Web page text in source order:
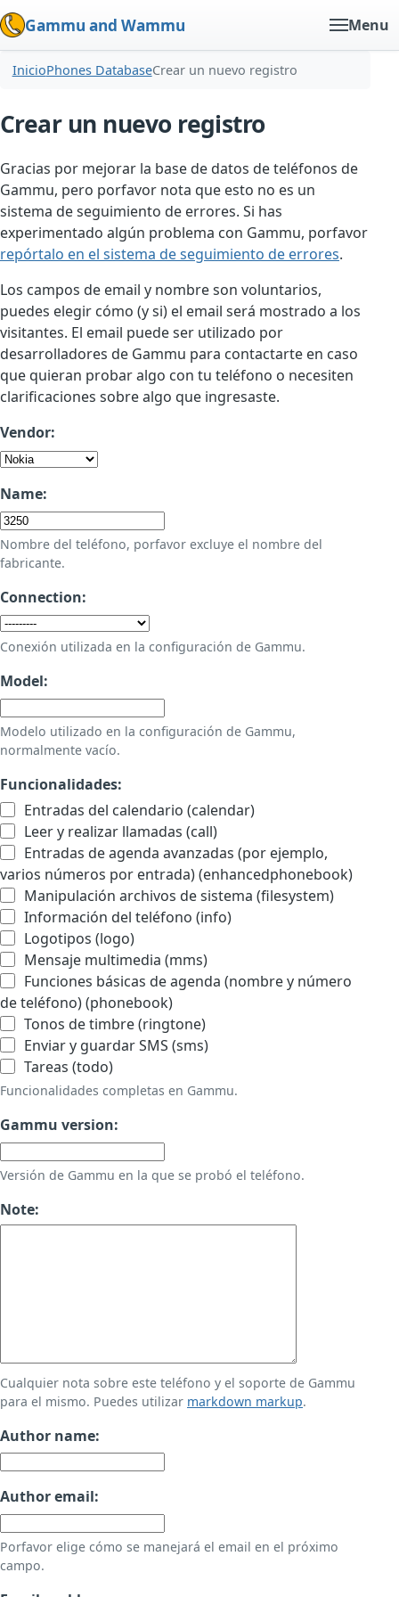
Gammu and Wammu Menu
InicioPhones DatabaseCrear un nuevo registro
Crear un nuevo registro
Gracias por mejorar la base de datos de teléfonos de
Gammu, pero porfavor nota que esto no es un
sistema de seguimiento de errores. Si has
experimentado algún problema con Gammu, porfavor
repórtalo en el sistema de seguimiento de errores.
Los campos de email y nombre son voluntarios,
puedes elegir cómo (y si) el email será mostrado a los
visitantes. El email puede ser utilizado por
desarrolladores de Gammu para contactarte en caso
que quieran probar algo con tu teléfono o necesiten
clarificaciones sobre algo que ingresaste.
Vendor:
Name:
Nombre del teléfono, porfavor excluye el nombre del
fabricante.
Connection:
Conexión utilizada en la configuración de Gammu.
Model:
Modelo utilizado en la configuración de Gammu,
normalmente vacío.
Funcionalidades:
Entradas del calendario (calendar)
Leer y realizar llamadas (call)
Entradas de agenda avanzadas (por ejemplo,
varios números por entrada) (enhancedphonebook)
Manipulación archivos de sistema (filesystem)
Información del teléfono (info)
Logotipos (logo)
Mensaje multimedia (mms)
Funciones básicas de agenda (nombre y número
de teléfono) (phonebook)
Tonos de timbre (ringtone)
Enviar y guardar SMS (sms)
Tareas (todo)
Funcionalidades completas en Gammu.
Gammu version:
Versión de Gammu en la que se probó el teléfono.
Note:
Cualquier nota sobre este teléfono y el soporte de Gammu
para el mismo. Puedes utilizar markdown markup.
Author name:
Author email:
Porfavor elige cómo se manejará el email en el próximo
campo.